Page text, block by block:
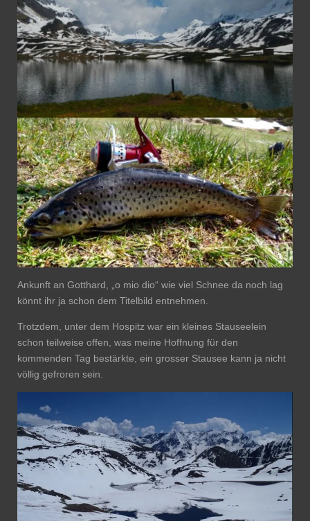
Ankunft an Gotthard, „o mio dio“ wie viel Schnee da noch lag
könnt ihr ja schon dem Titelbild entnehmen.
Trotzdem, unter dem Hospitz war ein kleines Stauseelein
schon teilweise offen, was meine Hoffnung für den
kommenden Tag bestärkte, ein grosser Stausee kann ja nicht
völlig gefroren sein.